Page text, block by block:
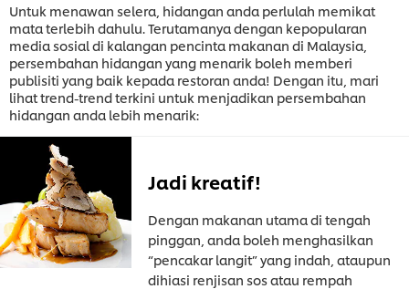
Untuk menawan selera, hidangan anda perlulah memikat
mata terlebih dahulu. Terutamanya dengan kepopularan
media sosial di kalangan pencinta makanan di Malaysia,
persembahan hidangan yang menarik boleh memberi
publisiti yang baik kepada restoran anda! Dengan itu, mari
lihat trend-trend terkini untuk menjadikan persembahan
hidangan anda lebih menarik:
Jadi kreatif!
Dengan makanan utama di tengah
pinggan, anda boleh menghasilkan
“pencakar langit” yang indah, ataupun
dihiasi renjisan sos atau rempah